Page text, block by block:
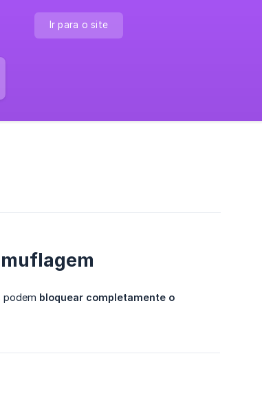
Ir para o site
podem bloquear completamente o